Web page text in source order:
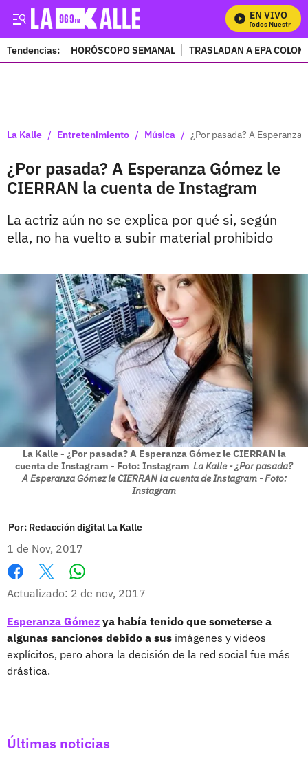
EN VIVO
Mira Todos Nuestros
Tendencias: HORÓSCOPO SEMANAL TRASLADAN A EPA
La Kalle / Entretenimiento / Música / ¿Por pasada? A
¿Por pasada? A Esperanza Gómez le
CIERRAN la cuenta de Instagram
La actriz aún no se explica por qué si, según
ella, no ha vuelto a subir material prohibido
La Kalle - ¿Por pasada? A Esperanza Gómez le CIERRAN la
cuenta de Instagram - Foto: Instagram La Kalle - ¿Por pasada?
A Esperanza Gómez le CIERRAN la cuenta de Instagram - Foto:
Instagram
Por: Redacción digital La Kalle
1 de Nov, 2017
Facebook
X
Actualizado: 2 de nov, 2017
Esperanza Gómez ya había tenido que someterse a
algunas sanciones debido a sus imágenes y videos
explícitos, pero ahora la decisión de la red social fue más
drástica.
Últimas noticias